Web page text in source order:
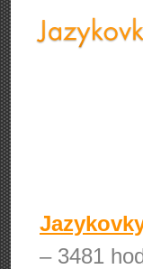
– 3481